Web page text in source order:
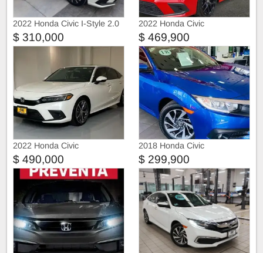
2022 Honda Civic I-Style 2.0
LTS CVT 155HP
$ 310,000
2022 Honda Civic
$ 469,900
2022 Honda Civic
$ 490,000
2018 Honda Civic
$ 299,900